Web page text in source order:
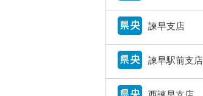
諫早支店
諫早駅前支店